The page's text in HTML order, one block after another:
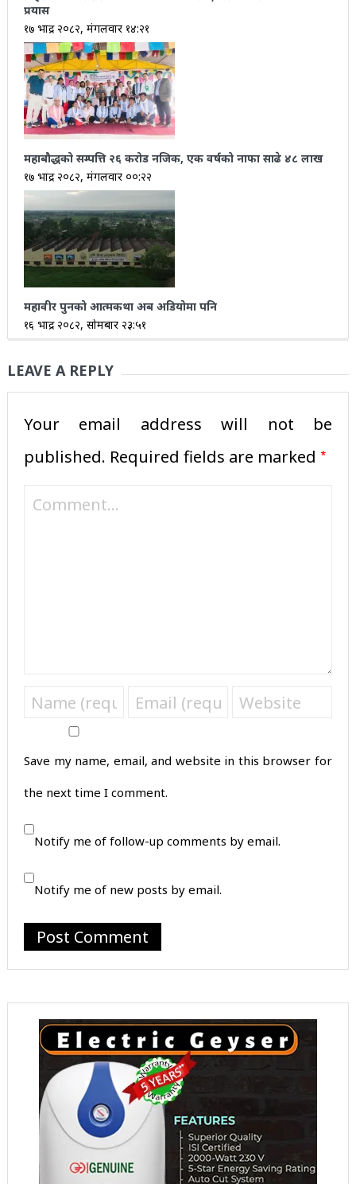
प्रयास
१७ भाद्र २०८२, मंगलवार १४:२१
महाबौद्धको सम्पत्ति २६ करोड नजिक, एक वर्षको नाफा साढे ४८ लाख
१७ भाद्र २०८२, मंगलवार ००:२२
महावीर पुनको आत्मकथा अब अडियोमा पनि
१६ भाद्र २०८२, सोमबार २३:५१
LEAVE A REPLY
Your email address will not be
published. Required fields are marked *
Save my name, email, and website in this browser for
the next time I comment.
Notify me of follow-up comments by email.
Notify me of new posts by email.